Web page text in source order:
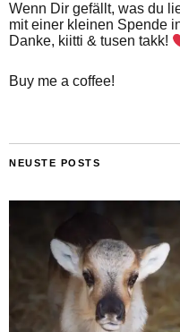
Wenn Dir gefällt, was du
mit einer kleinen Spende
Danke, kiitti & tusen takk!
Buy me a coffee!
NEUSTE POSTS